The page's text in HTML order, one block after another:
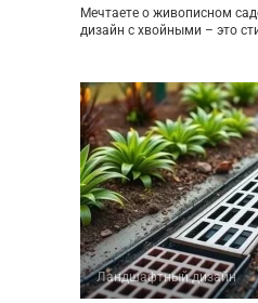
Мечтаете о живописном
дизайн с хвойными – это
Ландшафтный дизайн